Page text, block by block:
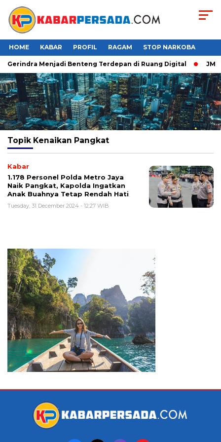
HOME KABAR PROFIL RAGAM STOP NARKOBA
Gerindra Menjadi Benteng Terdepan di Ruang Digital
Topik Kenaikan Pangkat
Kabar
1.178 Personel Polda Metro Jaya
Naik Pangkat, Kapolda Ingatkan
Anak Buahnya Tetap Rendah Hati
Tuesday, 31 December 2024 - 12:27 WIB